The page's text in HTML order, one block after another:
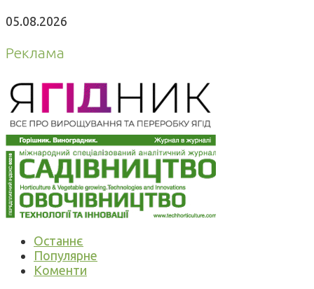
05.08.2026
Реклама
Останнє
Популярне
Коменти